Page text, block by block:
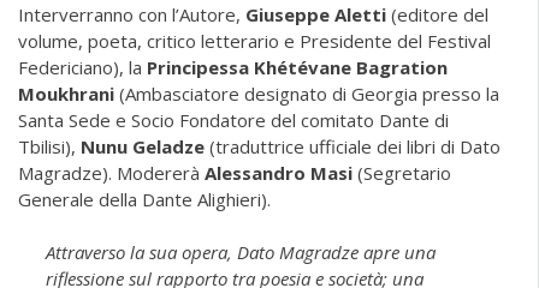
Interverranno con l’Autore, Giuseppe Aletti (editore del
volume, poeta, critico letterario e Presidente del Festival
Federiciano), la Principessa Khétévane Bagration
Moukhrani (Ambasciatore designato di Georgia presso la
Santa Sede e Socio Fondatore del comitato Dante di
Tbilisi), Nunu Geladze (traduttrice ufficiale dei libri di Dato
Magradze). Modererà Alessandro Masi (Segretario
Generale della Dante Alighieri).
Attraverso la sua opera, Dato Magradze apre una
riflessione sul rapporto tra poesia e società; una